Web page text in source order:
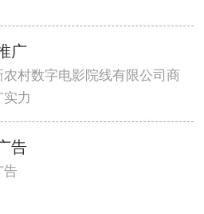
广
农村数字电影院线有限公司商
力
告
告